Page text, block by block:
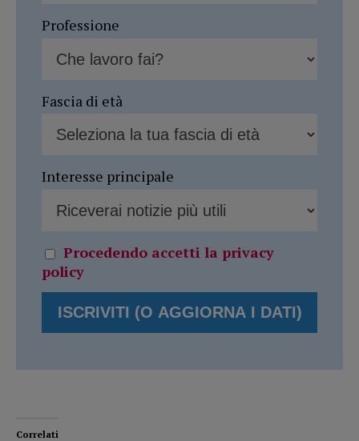
Professione
Fascia di età
Interesse principale
Procedendo accetti la privacy
policy
Correlati